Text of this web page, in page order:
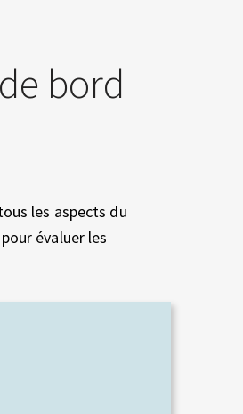
bord
les aspects du
évaluer les